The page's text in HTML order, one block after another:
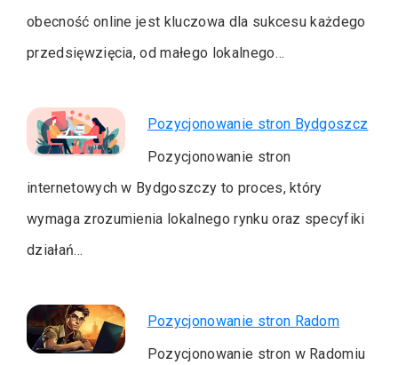
obecność online jest kluczowa dla sukcesu każdego
przedsięwzięcia, od małego lokalnego…
Pozycjonowanie stron Bydgoszcz
Pozycjonowanie stron
internetowych w Bydgoszczy to proces, który
wymaga zrozumienia lokalnego rynku oraz specyfiki
działań…
Pozycjonowanie stron Radom
Pozycjonowanie stron w Radomiu